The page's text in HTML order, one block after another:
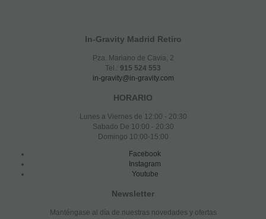
In-Gravity Madrid Retiro
Pza. Mariano de Cavia, 2
Tel.: 915 524 553
in-gravity@in-gravity.com
HORARIO
Lunes a Viernes de 12:00 - 20:30
Sabado De 10:00 - 20:30
Domingo 10:00-15:00
Facebook
Instagram
Youtube
Newsletter
Manténgase al día de nuestras novedades y ofertas